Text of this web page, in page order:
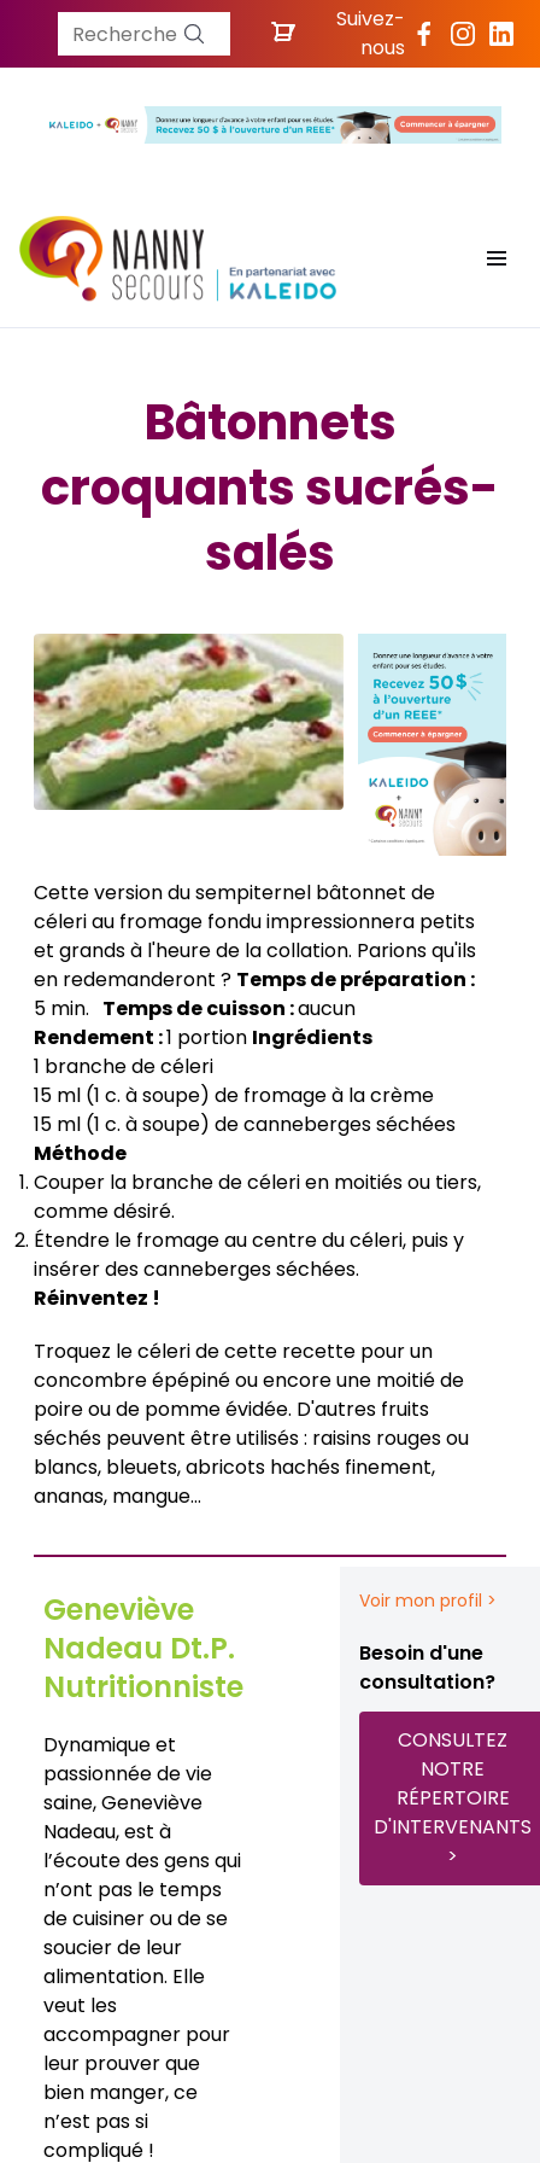
Recherche
Suivez-
nous
Bâtonnets
croquants sucrés-
salés
Cette version du sempiternel bâtonnet de
céleri au fromage fondu impressionnera petits
et grands à l'heure de la collation. Parions qu'ils
en redemanderont ? Temps de préparation :
5 min. Temps de cuisson :aucun
Rendement :1 portion Ingrédients
1 branche de céleri
15 ml (1 c. à soupe) de fromage à la crème
15 ml (1 c. à soupe) de canneberges séchées
Méthode
Couper la branche de céleri en moitiés ou tiers,
comme désiré.
Étendre le fromage au centre du céleri, puis y
insérer des canneberges séchées.
Réinventez !
Troquez le céleri de cette recette pour un
concombre épépiné ou encore une moitié de
poire ou de pomme évidée. D'autres fruits
séchés peuvent être utilisés : raisins rouges ou
blancs, bleuets, abricots hachés finement,
ananas, mangue…
Geneviève
Nadeau Dt.P.
Nutritionniste
Dynamique et
passionnée de vie
saine, Geneviève
Nadeau, est à
l’écoute des gens qui
n’ont pas le temps
de cuisiner ou de se
soucier de leur
alimentation. Elle
veut les
accompagner pour
leur prouver que
bien manger, ce
n’est pas si
compliqué !
Voir mon profil >
Besoin d'une
consultation?
CONSULTEZ
NOTRE
RÉPERTOIRE
D'INTERVENANTS
>